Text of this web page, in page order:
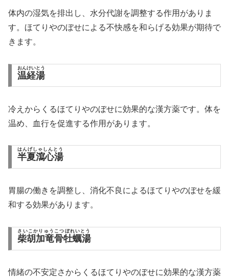
体内の湿気を排出し、水分代謝を調整する作用がありま
す。ほてりやのぼせによる不快感を和らげる効果が期待で
きます。
温経湯
おんけいとう
冷えからくるほてりやのぼせに効果的な漢方薬です。体を
温め、血行を促進する作用があります。
半夏瀉心湯
はんげしゃしんとう
胃腸の働きを調整し、消化不良によるほてりやのぼせを緩
和する効果があります。
柴胡加竜骨牡蠣湯
さいこかりゅうこつぼれいとう
情緒の不安定さからくるほてりやのぼせに効果的な漢方薬